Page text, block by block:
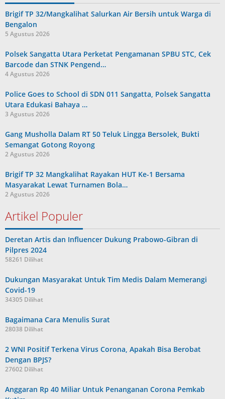
Brigif TP 32/Mangkalihat Salurkan Air Bersih untuk Warga di
Bengalon
5 Agustus 2026
Polsek Sangatta Utara Perketat Pengamanan SPBU STC, Cek
Barcode dan STNK Pengend…
4 Agustus 2026
Police Goes to School di SDN 011 Sangatta, Polsek Sangatta
Utara Edukasi Bahaya …
3 Agustus 2026
Gang Musholla Dalam RT 50 Teluk Lingga Bersolek, Bukti
Semangat Gotong Royong
2 Agustus 2026
Brigif TP 32 Mangkalihat Rayakan HUT Ke-1 Bersama
Masyarakat Lewat Turnamen Bola…
2 Agustus 2026
Artikel Populer
Deretan Artis dan Influencer Dukung Prabowo-Gibran di
Pilpres 2024
58261 Dilihat
Dukungan Masyarakat Untuk Tim Medis Dalam Memerangi
Covid-19
34305 Dilihat
Bagaimana Cara Menulis Surat
28038 Dilihat
2 WNI Positif Terkena Virus Corona, Apakah Bisa Berobat
Dengan BPJS?
27602 Dilihat
Anggaran Rp 40 Miliar Untuk Penanganan Corona Pemkab